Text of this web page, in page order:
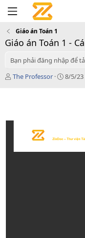
Giáo án Toán 1
Giáo án Toán 1 -
Bạn phải đăng nhập để
T
ả
The Professor
C
n
8/5/23